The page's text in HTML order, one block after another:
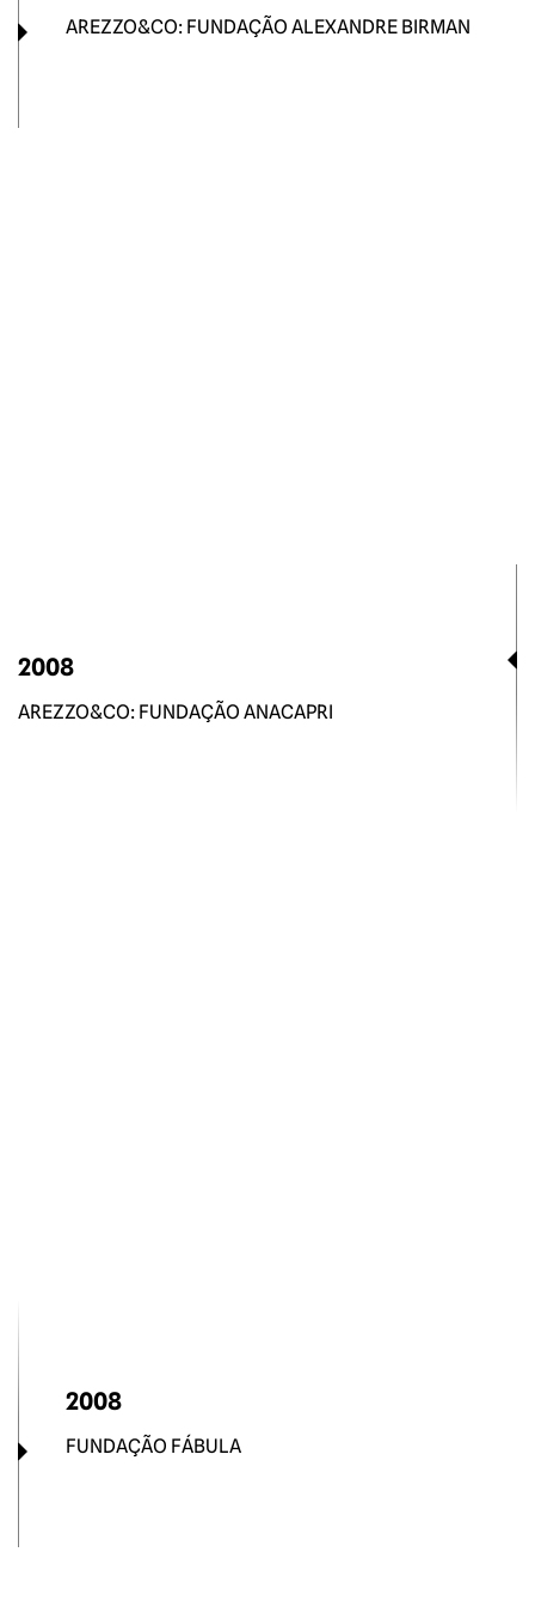
AREZZO&CO: FUNDAÇÃO ALEXANDRE BIRMAN
2008
AREZZO&CO: FUNDAÇÃO ANACAPRI
2008
FUNDAÇÃO FÁBULA